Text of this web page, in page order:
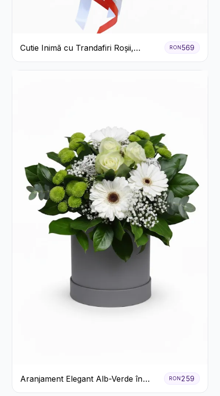
Cutie Inimă cu Trandafiri Roșii,
Crizanteme Albe și Bomboane
Raffaello
RON569
Aranjament Elegant Alb-Verde în
Cutie Gri
RON 259